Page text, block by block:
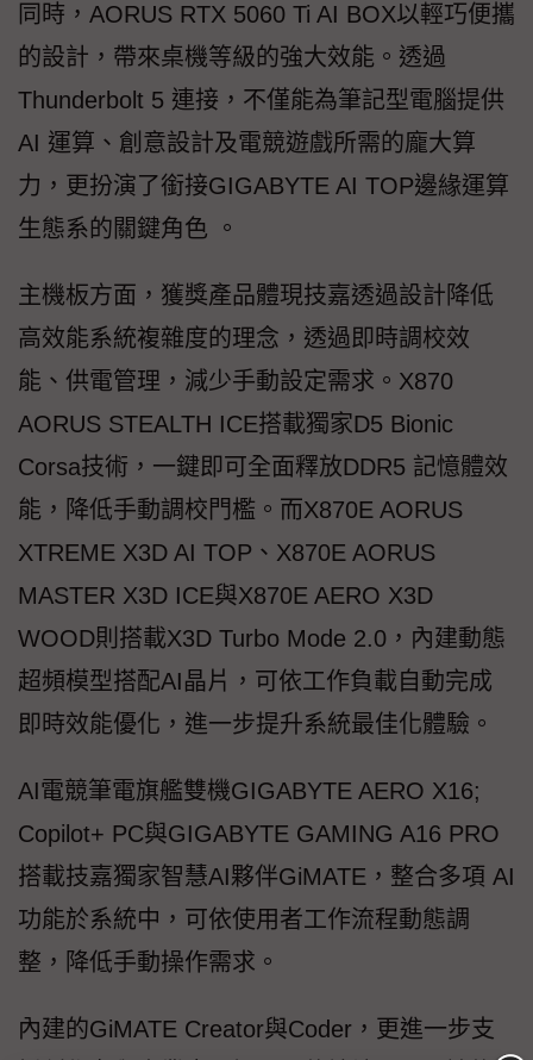
同時，AORUS RTX 5060 Ti AI BOX以輕巧便攜
的設計，帶來桌機等級的強大效能。透過
Thunderbolt 5 連接，不僅能為筆記型電腦提供
AI 運算、創意設計及電競遊戲所需的龐大算
力，更扮演了銜接GIGABYTE AI TOP邊緣運算
生態系的關鍵角色 。
主機板方面，獲獎產品體現技嘉透過設計降低
高效能系統複雜度的理念，透過即時調校效
能、供電管理，減少手動設定需求。X870
AORUS STEALTH ICE搭載獨家D5 Bionic
Corsa技術，一鍵即可全面釋放DDR5 記憶體效
能，降低手動調校門檻。而X870E AORUS
XTREME X3D AI TOP、X870E AORUS
MASTER X3D ICE與X870E AERO X3D
WOOD則搭載X3D Turbo Mode 2.0，內建動態
超頻模型搭配AI晶片，可依工作負載自動完成
即時效能優化，進一步提升系統最佳化體驗。
AI電競筆電旗艦雙機GIGABYTE AERO X16;
Copilot+ PC與GIGABYTE GAMING A16 PRO
搭載技嘉獨家智慧AI夥伴GiMATE，整合多項 AI
功能於系統中，可依使用者工作流程動態調
整，降低手動操作需求。
內建的GiMATE Creator與Coder，更進一步支